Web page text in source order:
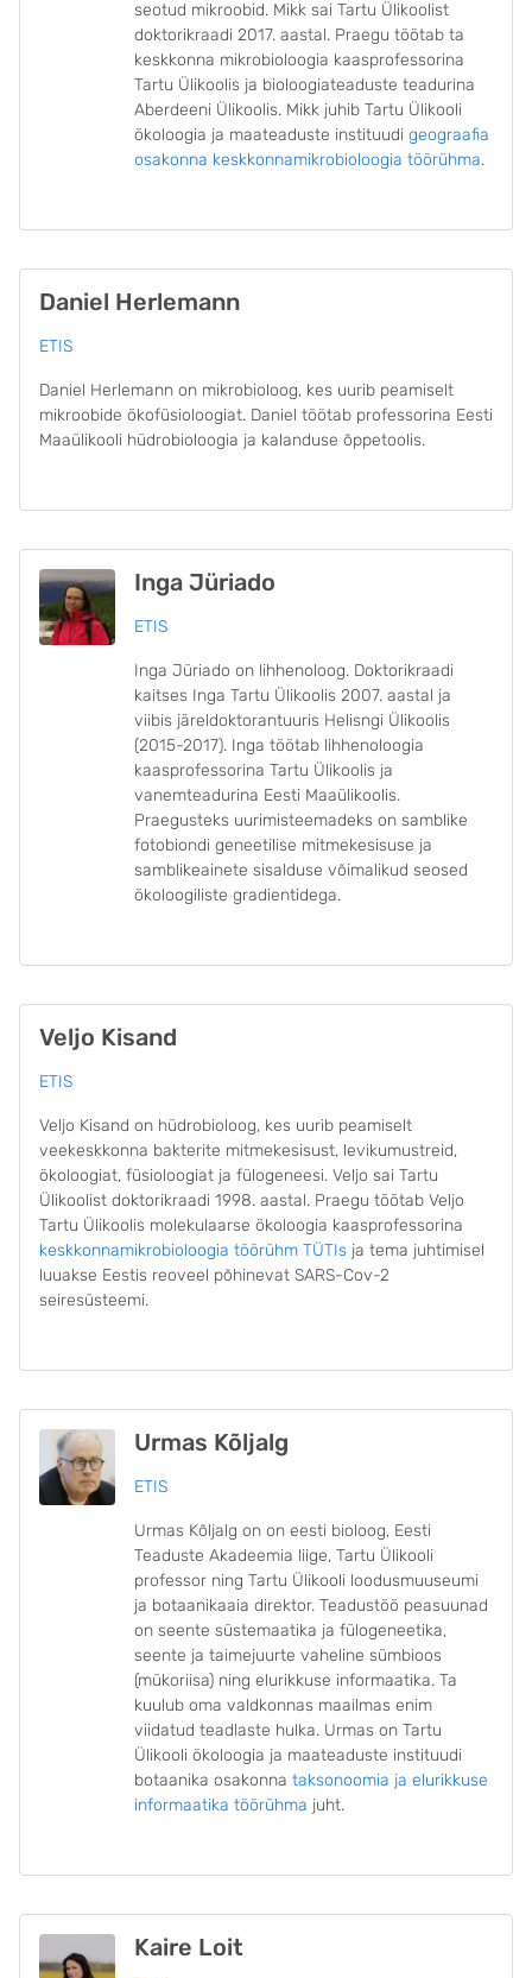
seotud mikroobid. Mikk sai Tartu Ülikoolist
doktorikraadi 2017. aastal. Praegu töötab ta
keskkonna mikrobioloogia kaasprofessorina
Tartu Ülikoolis ja bioloogiateaduste teadurina
Aberdeeni Ülikoolis. Mikk juhib Tartu Ülikooli
ökoloogia ja maateaduste instituudi geograafia
osakonna keskkonnamikrobioloogia töörühma.
Daniel Herlemann
ETIS
Daniel Herlemann on mikrobioloog, kes uurib peamiselt
mikroobide ökofüsioloogiat. Daniel töötab professorina Eesti
Maaülikooli hüdrobioloogia ja kalanduse õppetoolis.
Inga Jüriado
ETIS
Inga Jüriado on lihhenoloog. Doktorikraadi
kaitses Inga Tartu Ülikoolis 2007. aastal ja
viibis järeldoktorantuuris Helisngi Ülikoolis
(2015-2017). Inga töötab lihhenoloogia
kaasprofessorina Tartu Ülikoolis ja
vanemteadurina Eesti Maaülikoolis.
Praegusteks uurimisteemadeks on samblike
fotobiondi geneetilise mitmekesisuse ja
samblikeainete sisalduse võimalikud seosed
ökoloogiliste gradientidega.
Veljo Kisand
ETIS
Veljo Kisand on hüdrobioloog, kes uurib peamiselt
veekeskkonna bakterite mitmekesisust, levikumustreid,
ökoloogiat, füsioloogiat ja fülogeneesi. Veljo sai Tartu
Ülikoolist doktorikraadi 1998. aastal. Praegu töötab Veljo
Tartu Ülikoolis molekulaarse ökoloogia kaasprofessorina
keskkonnamikrobioloogia töörühm TÜTIs ja tema juhtimisel
luuakse Eestis reoveel põhinevat SARS-Cov-2
seiresüsteemi.
Urmas Kõljalg
ETIS
Urmas Kõljalg on on eesti bioloog, Eesti
Teaduste Akadeemia liige, Tartu Ülikooli
professor ning Tartu Ülikooli loodusmuuseumi
ja botaanikaaia direktor. Teadustöö peasuunad
on seente süstemaatika ja fülogeneetika,
seente ja taimejuurte vaheline sümbioos
(mükoriisa) ning elurikkuse informaatika. Ta
kuulub oma valdkonnas maailmas enim
viidatud teadlaste hulka. Urmas on Tartu
Ülikooli ökoloogia ja maateaduste instituudi
botaanika osakonna taksonoomia ja elurikkuse
informaatika töörühma juht.
Kaire Loit